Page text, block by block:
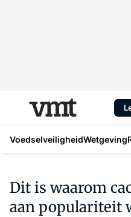
VoedselveiligheidWetgeving
Dit is waarom
aan populariteit